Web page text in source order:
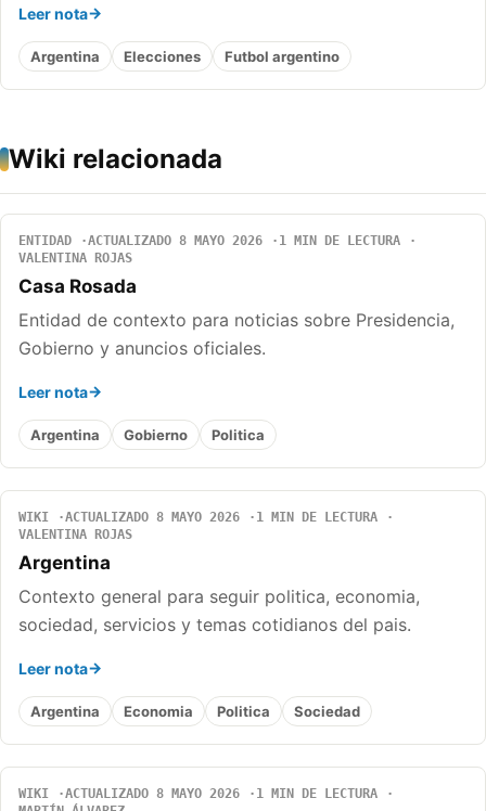
Leer nota
Argentina Elecciones Futbol argentino
Wiki relacionada
ENTIDAD ACTUALIZADO 8 MAYO 2026
1 MIN DE LECTURA
VALENTINA ROJAS
Casa Rosada
Entidad de contexto para noticias sobre Presidencia,
Gobierno y anuncios oficiales.
Leer nota
Argentina Gobierno Politica
WIKI ACTUALIZADO 8 MAYO 2026
1 MIN DE LECTURA
VALENTINA ROJAS
Argentina
Contexto general para seguir politica, economia,
sociedad, servicios y temas cotidianos del pais.
Leer nota
Argentina Economia Politica Sociedad
WIKI ACTUALIZADO 8 MAYO 2026
1 MIN DE LECTURA